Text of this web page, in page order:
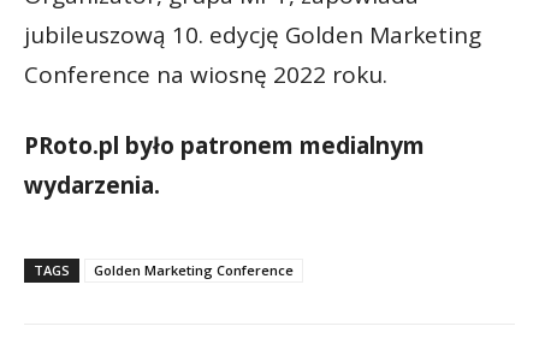
jubileuszową 10. edycję Golden Marketing
Conference na wiosnę 2022 roku.
PRoto.pl było patronem medialnym
wydarzenia.
TAGS Golden Marketing Conference